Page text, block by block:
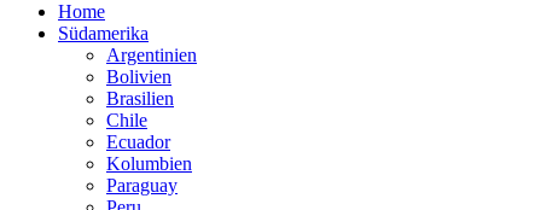
Home
Südamerika
Argentinien
Bolivien
Brasilien
Chile
Ecuador
Kolumbien
Paraguay